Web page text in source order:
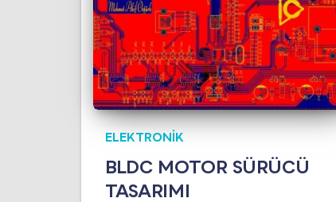
ELEKTRONIK
BLDC MOTOR SÜRÜCÜ
TASARIMI